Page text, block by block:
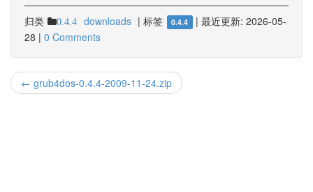
归类 0.4.4 downloads | 标签 0.4.4 | 最近更新: 2026-05-
28 | 0 Comments
← grub4dos-0.4.4-2009-11-24.zip